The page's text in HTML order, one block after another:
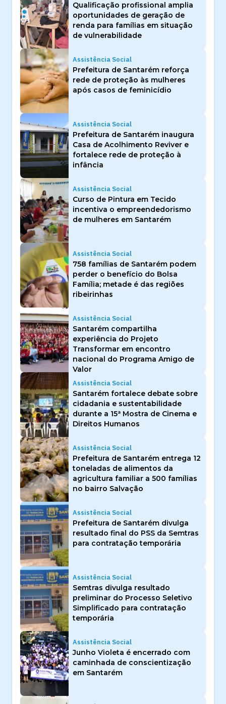
Qualificação profissional amplia
oportunidades de geração de
renda para famílias em situação
de vulnerabilidade
Assistência Social
Prefeitura de Santarém reforça
rede de proteção às mulheres
após casos de feminicídio
Assistência Social
Prefeitura de Santarém inaugura
Casa de Acolhimento Reviver e
fortalece rede de proteção à
infância
Assistência Social
Curso de Pintura em Tecido
incentiva o empreendedorismo
de mulheres em Santarém
Assistência Social
758 famílias de Santarém podem
perder o benefício do Bolsa
Família; metade é das regiões
ribeirinhas
Assistência Social
Santarém compartilha
experiência do Projeto
Transformar em encontro
nacional do Programa Amigo de
Valor
Assistência Social
Santarém fortalece debate sobre
cidadania e sustentabilidade
durante a 15ª Mostra de Cinema e
Direitos Humanos
Assistência Social
Prefeitura de Santarém entrega 12
toneladas de alimentos da
agricultura familiar a 500 famílias
no bairro Salvação
Assistência Social
Prefeitura de Santarém divulga
resultado final do PSS da Semtras
para contratação temporária
Assistência Social
Semtras divulga resultado
preliminar do Processo Seletivo
Simplificado para contratação
temporária
Assistência Social
Junho Violeta é encerrado com
caminhada de conscientização
em Santarém